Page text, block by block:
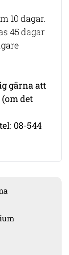
10 dagar.
45 dagar
gärna att
det
tel: 08-544